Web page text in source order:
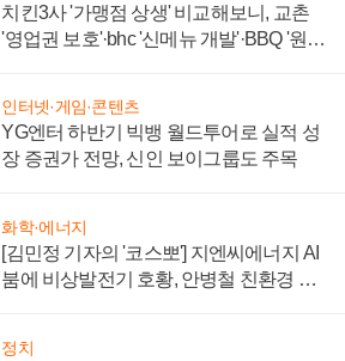
치킨3사 '가맹점 상생' 비교해보니, 교촌
'영업권 보호'·bhc '신메뉴 개발'·BBQ '원가
인터넷·게임·콘텐츠
YG엔터 하반기 빅뱅 월드투어로 실적 성
장 증권가 전망, 신인 보이그룹도 주목
화학·에너지
[김민정 기자의 '코스뽀'] 지엔씨에너지 AI
붐에 비상발전기 호황, 안병철 친환경 에
정치